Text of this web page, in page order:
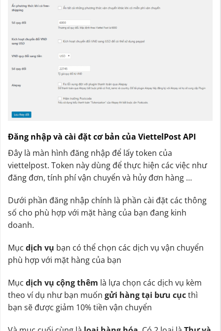
Đăng nhập và cài đặt cơ bản của ViettelPost API
Đây là màn hình đăng nhập để lấy token của
viettelpost. Token này dùng để thực hiện các việc như
đăng đơn, tính phí vận chuyển và hủy đơn hàng …
Dưới phần đăng nhập chính là phần cài đặt các thông
số cho phù hợp với mặt hàng của bạn đang kinh
doanh.
Mục dịch vụ bạn có thể chọn các dịch vụ vận chuyển
phù hợp với mặt hàng của bạn
Mục dịch vụ cộng thêm là lựa chọn các dịch vụ kèm
theo ví dụ như bạn muốn gửi hàng tại bưu cụcthì
bạn sẽ được giảm 10% tiền vận chuyển